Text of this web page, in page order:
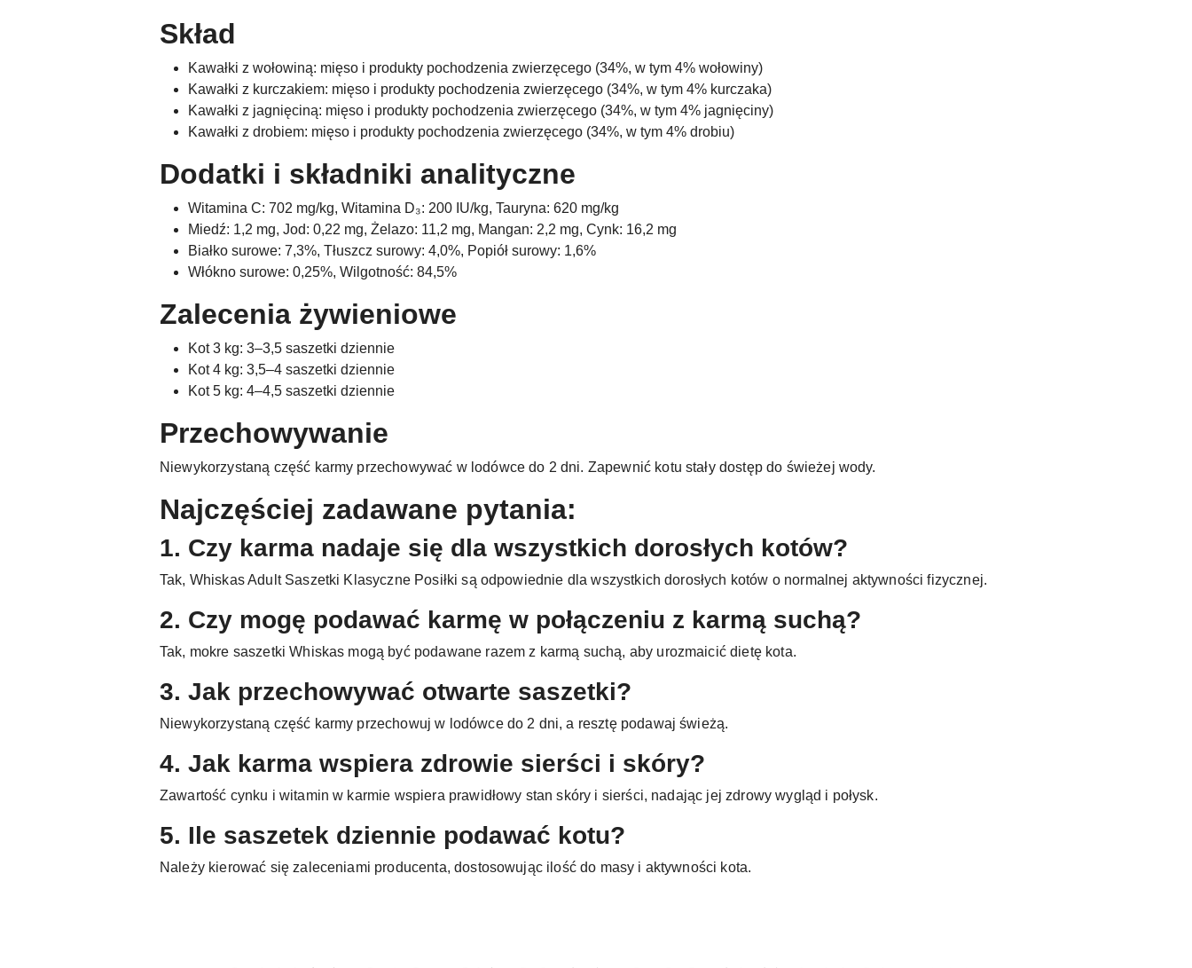
Skład
Kawałki z wołowiną: mięso i produkty pochodzenia zwierzęcego (34%, w tym 4% wołowiny)
Kawałki z kurczakiem: mięso i produkty pochodzenia zwierzęcego (34%, w tym 4% kurczaka)
Kawałki z jagnięciną: mięso i produkty pochodzenia zwierzęcego (34%, w tym 4% jagnięciny)
Kawałki z drobiem: mięso i produkty pochodzenia zwierzęcego (34%, w tym 4% drobiu)
Dodatki i składniki analityczne
Witamina C: 702 mg/kg, Witamina D₃: 200 IU/kg, Tauryna: 620 mg/kg
Miedź: 1,2 mg, Jod: 0,22 mg, Żelazo: 11,2 mg, Mangan: 2,2 mg, Cynk: 16,2 mg
Białko surowe: 7,3%, Tłuszcz surowy: 4,0%, Popiół surowy: 1,6%
Włókno surowe: 0,25%, Wilgotność: 84,5%
Zalecenia żywieniowe
Kot 3 kg: 3–3,5 saszetki dziennie
Kot 4 kg: 3,5–4 saszetki dziennie
Kot 5 kg: 4–4,5 saszetki dziennie
Przechowywanie
Niewykorzystaną część karmy przechowywać w lodówce do 2 dni. Zapewnić kotu stały dostęp do świeżej wody.
Najczęściej zadawane pytania:
1. Czy karma nadaje się dla wszystkich dorosłych kotów?
Tak, Whiskas Adult Saszetki Klasyczne Posiłki są odpowiednie dla wszystkich dorosłych kotów o normalnej aktywności fizycznej.
2. Czy mogę podawać karmę w połączeniu z karmą suchą?
Tak, mokre saszetki Whiskas mogą być podawane razem z karmą suchą, aby urozmaicić dietę kota.
3. Jak przechowywać otwarte saszetki?
Niewykorzystaną część karmy przechowuj w lodówce do 2 dni, a resztę podawaj świeżą.
4. Jak karma wspiera zdrowie sierści i skóry?
Zawartość cynku i witamin w karmie wspiera prawidłowy stan skóry i sierści, nadając jej zdrowy wygląd i połysk.
5. Ile saszetek dziennie podawać kotu?
Należy kierować się zaleceniami producenta, dostosowując ilość do masy i aktywności kota.